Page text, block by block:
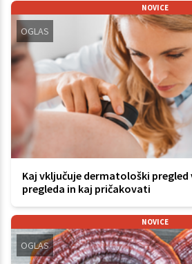
NOVICE
OGLAS
Kaj vključuje dermatološki
pregleda in kaj pričakovati
NOVICE
OGLAS